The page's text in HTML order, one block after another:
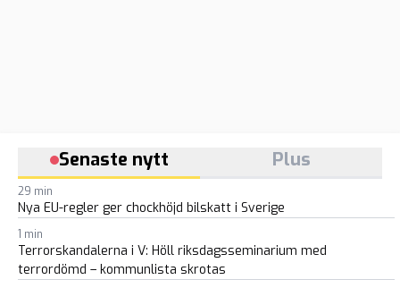
Senaste nytt Plus
29 min
Nya EU-regler ger chockhöjd bilskatt i Sverige
1 min
Terrorskandalerna i V: Höll riksdagsseminarium med
terrordömd – kommunlista skrotas